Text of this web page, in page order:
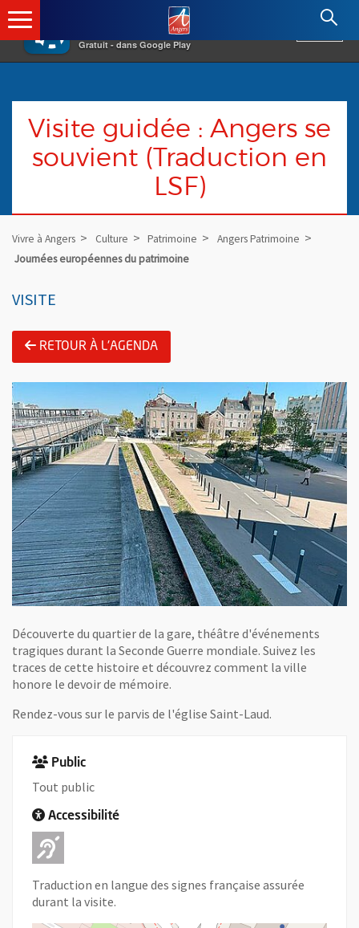
×
Gratuit - dans Google Play
Angers.fr : Retour à l'accueil
Visite guidée : Angers se
souvient (Traduction en
LSF)
Vivre à Angers Culture Patrimoine
Angers Patrimoine
Journées européennes du patrimoine
VISITE
RETOUR À L'AGENDA
Découverte du quartier de la gare, théâtre d'événements
tragiques durant la Seconde Guerre mondiale. Suivez les
traces de cette histoire et découvrez comment la ville
honore le devoir de mémoire.
Rendez-vous sur le parvis de l'église Saint-Laud.
Public
Tout public
Accessibilité
Adapté pour l'handicap Auditif
Traduction en langue des signes française assurée
durant la visite.